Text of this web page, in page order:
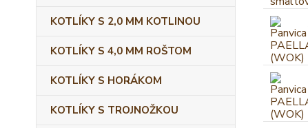
KOTLÍKY S 2,0 MM KOTLINOU
KOTLÍKY S 4,0 MM ROŠTOM
KOTLÍKY S HORÁKOM
KOTLÍKY S TROJNOŽKOU